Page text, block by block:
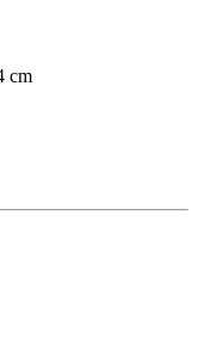
cm